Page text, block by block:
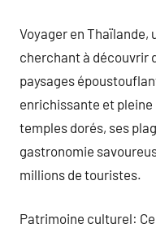
Voyager en Thaïlande,
cherchant à découvrir
paysages
enrichissante et pleine
temples dorés, ses
gastronomie
millions de touristes.
Patrimoine culturel: